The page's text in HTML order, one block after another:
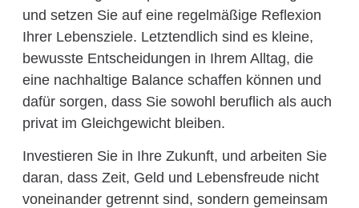
und setzen Sie auf eine regelmäßige Reflexion
Ihrer Lebensziele. Letztendlich sind es kleine,
bewusste Entscheidungen in Ihrem Alltag, die
eine nachhaltige Balance schaffen können und
dafür sorgen, dass Sie sowohl beruflich als auch
privat im Gleichgewicht bleiben.
Investieren Sie in Ihre Zukunft, und arbeiten Sie
daran, dass Zeit, Geld und Lebensfreude nicht
voneinander getrennt sind, sondern gemeinsam